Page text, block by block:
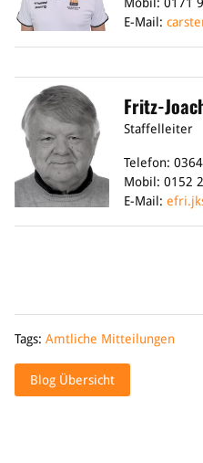
Kontakt
E-Mail:
Fritz-
Staffelleiter
Telefon:
Mobil: 0152
E-Mail:
Tags: Amtliche Mitteilungen
Blog Übersicht